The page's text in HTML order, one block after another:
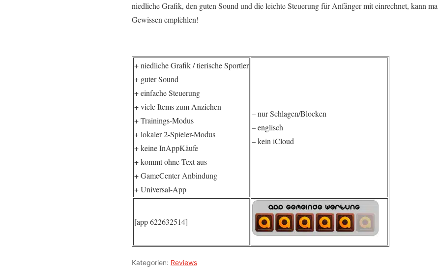
niedliche Grafik, den guten Sound und die leichte Steuerung für Anfänger mit einrechnet, kann
Gewissen empfehlen!
+ niedliche Grafik / tierische Sportler
+ guter Sound
+ einfache Steuerung
+ viele Items zum Anziehen
+ Trainings-Modus
+ lokaler 2-Spieler-Modus
+ keine InAppKäufe
+ kommt ohne Text aus
+ GameCenter Anbindung
+ Universal-App
– nur Schlagen/Blocken
– englisch
– kein iCloud
[app 622632514]
Kategorien: Reviews